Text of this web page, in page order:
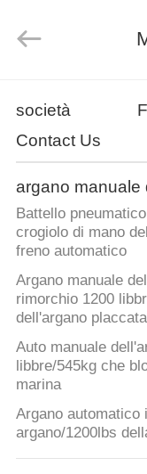
PRODOTTI
SU
DI
NOI
GIRO
DELLA
FABBRICA
DI
fornitore.
Copyright
Power
Tools
Co.,Ltd..
società
Contact Us
argano manuale
Battello
crogiolo di mano
freno automatico
Argano manuale
rimorchio 1200
dell'argano
Auto manuale
libbre/545kg che
marina
Argano automatico
argano/1200lbs